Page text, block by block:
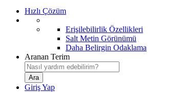
Hızlı Çözüm
Erişilebilirlik Özellikleri
Salt Metin Görünümü
Daha Belirgin Odaklama
Aranan Terim
Giriş Yap